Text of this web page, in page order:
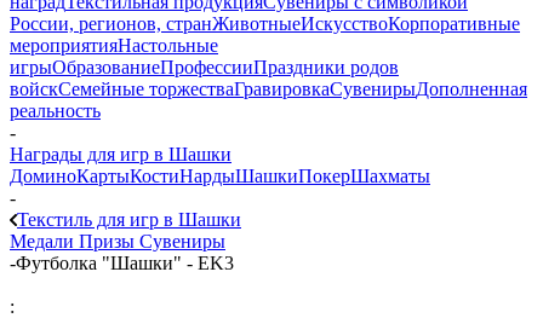
России, регионов, странЖивотныеИскусствоКорпоративные
мероприятияНастольные
игрыОбразованиеПрофессииПраздники родов
войскСемейные торжестваГравировкаСувенирыДополненная
реальность
-
Награды для игр в Шашки
ДоминоКартыКостиНардыШашкиПокерШахматы
-
Текстиль для игр в Шашки
Медали Призы Сувениры
-Футболка "Шашки" - EK3
: